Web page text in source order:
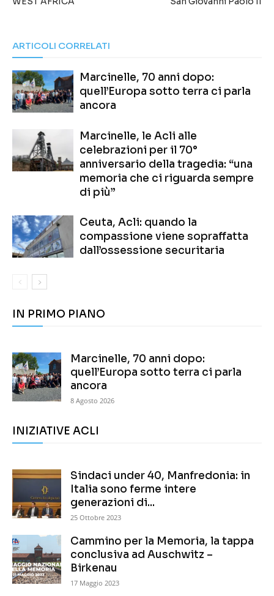
ARTICOLI CORRELATI
Marcinelle, 70 anni dopo:
quell’Europa sotto terra ci parla
ancora
Marcinelle, le Acli alle
celebrazioni per il 70°
anniversario della tragedia: “una
memoria che ci riguarda sempre
di più”
Ceuta, Acli: quando la
compassione viene sopraffatta
dall’ossessione securitaria
IN PRIMO PIANO
Marcinelle, 70 anni dopo:
quell’Europa sotto terra ci parla
ancora
8 Agosto 2026
INIZIATIVE ACLI
Sindaci under 40, Manfredonia: in
Italia sono ferme intere
generazioni di...
25 Ottobre 2023
Cammino per la Memoria, la tappa
conclusiva ad Auschwitz –
Birkenau
17 Maggio 2023